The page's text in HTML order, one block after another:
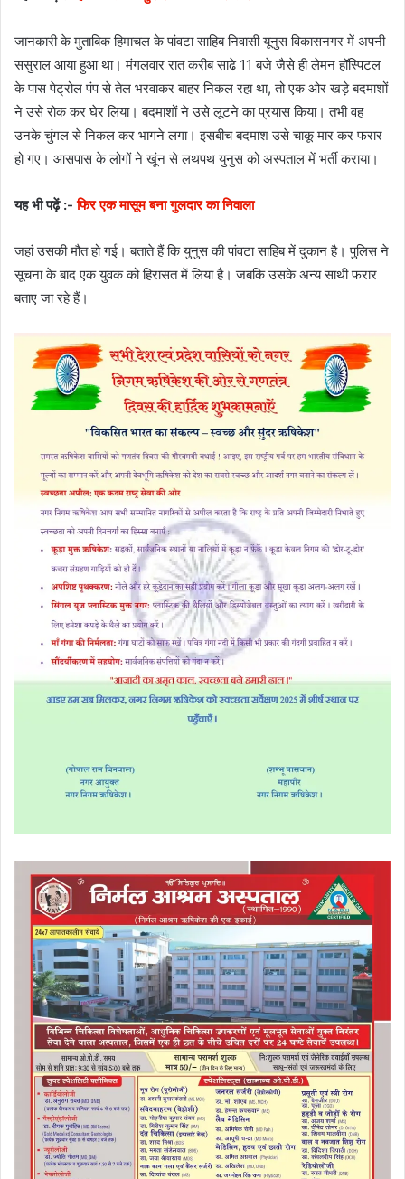
जानकारी के मुताबिक हिमाचल के पांवटा साहिब निवासी यूनुस विकासनगर में अपनी
ससुराल आया हुआ था। मंगलवार रात करीब साढे 11 बजे जैसे ही लेमन हॉस्पिटल
के पास पेट्रोल पंप से तेल भरवाकर बाहर निकल रहा था, तो एक ओर खड़े बदमाशों
ने उसे रोक कर घेर लिया। बदमाशों ने उसे लूटने का प्रयास किया। तभी वह
उनके चुंगल से निकल कर भागने लगा। इसबीच बदमाश उसे चाकू मार कर फरार
हो गए। आसपास के लोगों ने खूंन से लथपथ युनुस को अस्पताल में भर्ती कराया।
यह भी पढ़ें :- फिर एक मासूम बना गुलदार का निवाला
जहां उसकी मौत हो गई। बताते हैं कि युनुस की पांवटा साहिब में दुकान है। पुलिस ने
सूचना के बाद एक युवक को हिरासत में लिया है। जबकि उसके अन्य साथी फरार
बताए जा रहे हैं।